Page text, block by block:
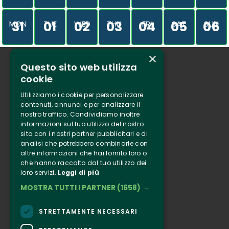
MON
31 TUE
01 WED
02 THU
03 FRI
04 SAT
05 SUN
06
Who we are
Tenuta Selvaggia
Contacts
Online ticketing
Clappit
Information
Follow Us
Facebook
×
Questo sito web utilizza
cookie
Utilizziamo i cookie per personalizzare
contenuti, annunci e per analizzare il
nostro traffico. Condividiamo inoltre
informazioni sul tuo utilizzo del nostro
sito con i nostri partner pubblicitari e di
analisi che potrebbero combinarle con
altre informazioni che hai fornito loro o
che hanno raccolto dal tuo utilizzo dei
loro servizi. Leggi di più
MOSTRA TUTTI I PARTNER (1658) →
STRETTAMENTE NECESSARI